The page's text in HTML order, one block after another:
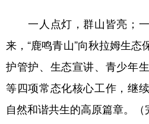
一人点灯，群山皆亮；一
来，“鹿鸣青山”向秋拉姆生态
护管护、生态宣讲、青少年
等四项常态化核心工作，继
自然和谐共生的高原篇章。（